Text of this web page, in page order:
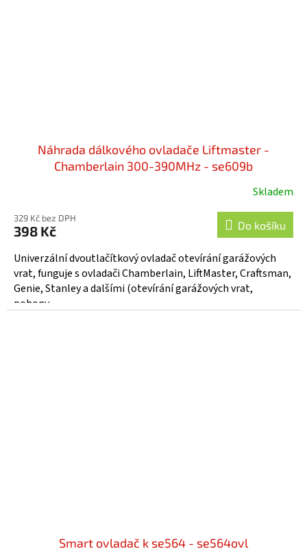
Náhrada dálkového ovladače Liftmaster -
Chamberlain 300-390MHz - se609b
Skladem
329 Kč bez DPH
398 Kč Do košíku
Univerzální dvoutlačítkový ovladač otevírání garážových
vrat, funguje s ovladači Chamberlain, LiftMaster, Craftsman,
Genie, Stanley a dalšími (otevírání garážových vrat,
pohony...
Smart ovladač k se564 - se564ovl